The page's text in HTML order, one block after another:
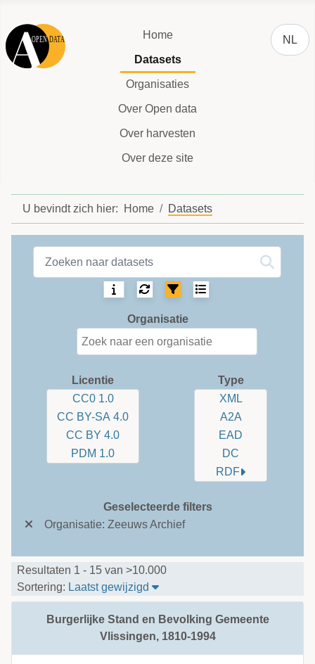
Home
Datasets
Organisaties
Over Open data
Over harvesten
Over deze site
NL
U bevindt zich hier: Home Datasets
Sortering: Selecteer het aantal
Organisatie
Licentie
CC0 1.0
CC BY-SA 4.0
CC BY 4.0
PDM 1.0
Type
XML
A2A
EAD
DC
RDF
Geselecteerde filters
Organisatie: Zeeuws Archief
Resultaten 1 - 15 van >10.000
Sortering: Laatst gewijzigd Sorteer tabel op: Laatst
Burgerlijke Stand en Bevolking Gemeente
Vlissingen, 1810-1994